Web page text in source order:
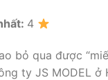
4
bỏ qua được
ty JS MODEL ở